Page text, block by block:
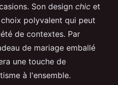
Son design chic et
polyvalent qui peut
de contextes. Par
de mariage emballé
une touche de
à l'ensemble.